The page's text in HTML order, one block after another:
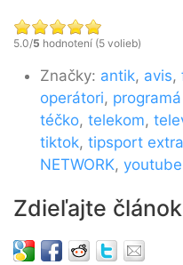
5.0/5 hodnotení (5 volieb)
Značky: antik, avis,
operátori,
téčko, telekom,
tiktok, tipsport
NETWORK, youtube
Zdieľajte článok